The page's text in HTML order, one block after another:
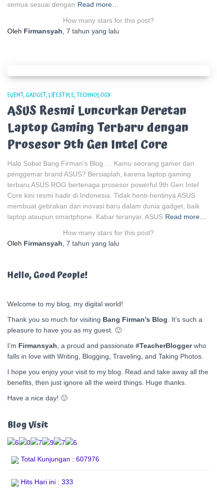
semua sesuai dengan Read more…
How many stars for this post?
Oleh Firmansyah 7 tahun yang lalu
EVENT GADGET LIFESTYLE TECHNOLOGY
ASUS Resmi Luncurkan Deretan
Laptop Gaming Terbaru dengan
Prosesor 9th Gen Intel Core
Halo Sobat Bang Firman’s Blog … Kamu seorang gamer dan
penggemar brand ASUS? Bersiaplah, karena laptop gaming
terbaru ASUS ROG bertenaga prosesor powerful 9th Gen Intel
Core kini resmi hadir di Indonesia. Tidak henti-hentinya ASUS
membuat gebrakan dan inovasi baru dalam dunia gadget, baik
laptop ataupun smartphone. Kabar teranyar, ASUS Read more…
How many stars for this post?
Oleh Firmansyah 7 tahun yang lalu
Hello, Good People!
Welcome to my blog, my digital world!
Thank you so much for visiting Bang Firman’s Blog . It’s such a
pleasure to have you as my guest. 🙂
I’m Firmansyah , a proud and passionate #TeacherBloggerwho
falls in love with Writing, Blogging, Traveling, and Taking Photos.
I hope you enjoy your visit to my blog. Read and take away all the
benefits, then just ignore all the weird things. Huge thanks.
Have a nice day! 🙂
Blog Visit
Total Kunjungan : 607976
Hits Hari ini : 333